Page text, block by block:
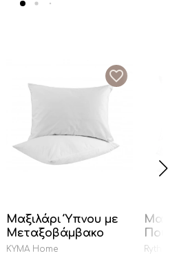
Μαξιλάρι Ύπνου με
Μεταξοβάμβακο
KYMA Home